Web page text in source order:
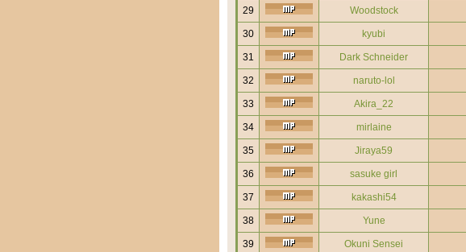
29 Woodstock
30 kyubi
31 Dark Schneider
32 naruto-lol
33 Akira_22
34 mirlaine
35 Jiraya59
36 sasuke girl
37 kakashi54
38 Yune
39 Okuni Sensei